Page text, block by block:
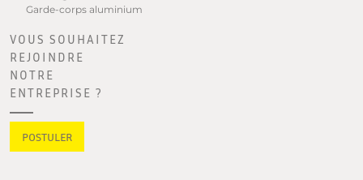
Garde-corps aluminium
VOUS SOUHAITEZ
REJOINDRE
NOTRE
ENTREPRISE ?
POSTULER